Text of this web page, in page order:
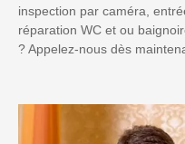
inspection par caméra,
réparation WC et ou
? Appelez-nous dès